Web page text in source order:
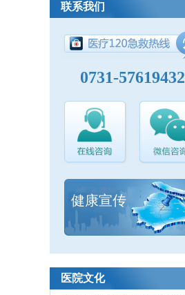
联系我们
0731-57619432
健康宣传
医院文化